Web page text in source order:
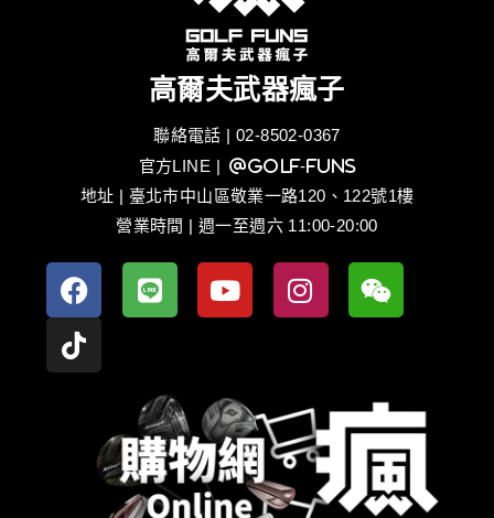
高爾夫武器瘋子
聯絡電話 | 02-8502-0367
官方LINE | @golf-funs
地址 | 臺北市中山區敬業一路120、122號1樓
營業時間 | 週一至週六 11:00-20:00